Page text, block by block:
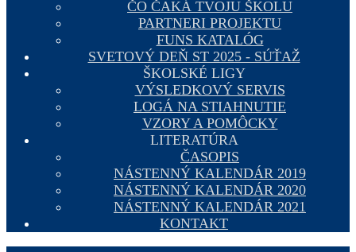
ČO ČAKÁ TVOJU ŠKOLU
PARTNERI PROJEKTU
FUNS KATALÓG
SVETOVÝ DEŇ ST 2025 - SÚŤAŽ
ŠKOLSKÉ LIGY
VÝSLEDKOVÝ SERVIS
LOGÁ NA STIAHNUTIE
VZORY A POMÔCKY
LITERATÚRA
ČASOPIS
NÁSTENNÝ KALENDÁR 2019
NÁSTENNÝ KALENDÁR 2020
NÁSTENNÝ KALENDÁR 2021
KONTAKT